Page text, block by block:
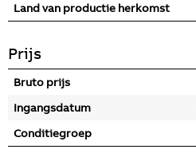
Land van productie herkomst
Prijs
Bruto prijs
Ingangsdatum
Conditiegroep